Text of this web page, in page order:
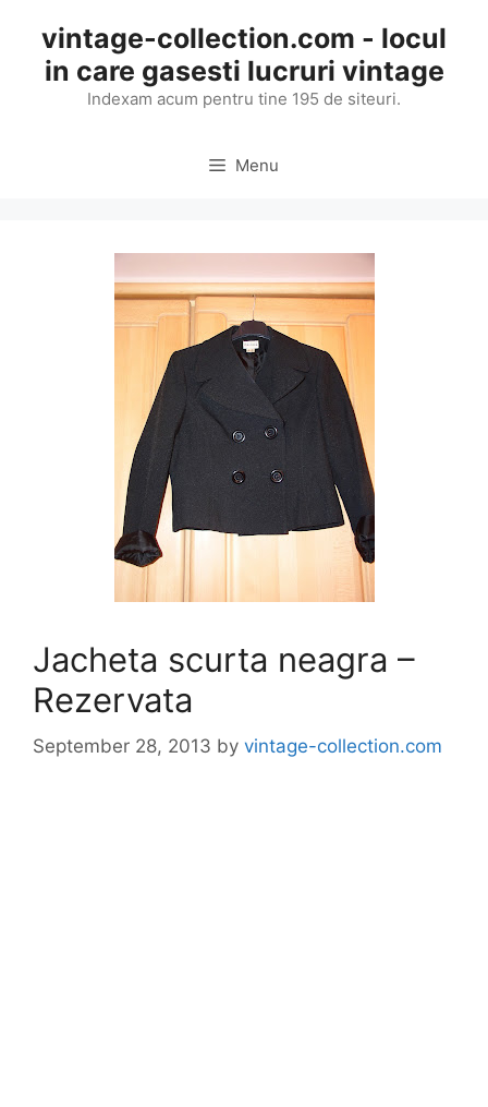
content
vintage-collection.com - locul
in care gasesti lucruri vintage
Indexam acum pentru tine 195 de siteuri.
Menu
Jacheta scurta neagra –
Rezervata
September 28, 2013 by vintage-collection.com